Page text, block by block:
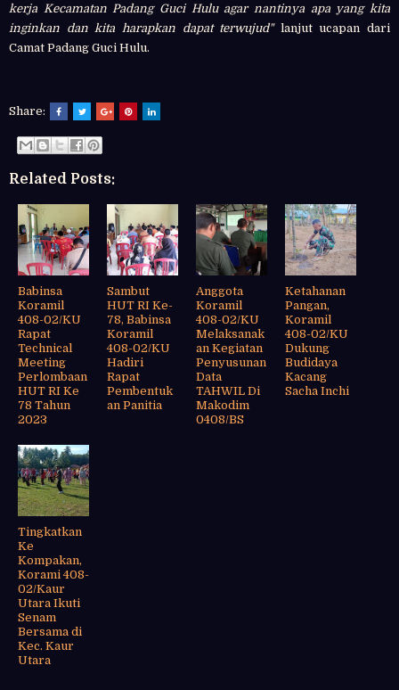
kerja Kecamatan Padang Guci Hulu agar nantinya apa yang kita
inginkan dan kita harapkan dapat terwujud"lanjut ucapan dari
Camat Padang Guci Hulu.
Share:
Related Posts:
Babinsa
Koramil
408-02/KU
Rapat
Technical
Meeting
Perlombaan
HUT RI Ke
78 Tahun
2023
Sambut
HUT RI Ke-
78, Babinsa
Koramil
408-02/KU
Hadiri
Rapat
Pembentuk
an Panitia
Anggota
Koramil
408-02/KU
Melaksanak
an Kegiatan
Penyusunan
Data
TAHWIL Di
Makodim
0408/BS
Ketahanan
Pangan,
Koramil
408-02/KU
Dukung
Budidaya
Kacang
Sacha Inchi
Tingkatkan
Ke
Kompakan,
Korami 408-
02/Kaur
Utara Ikuti
Senam
Bersama di
Kec. Kaur
Utara